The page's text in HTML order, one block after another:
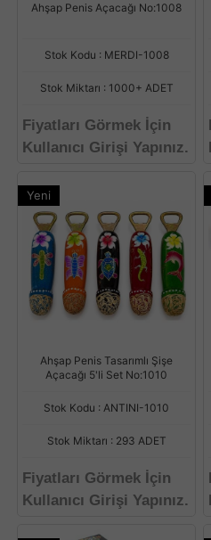
Ahşap Penis Açacağı No:1008
Stok Kodu : MERDI-1008
Stok Miktarı : 1000+ ADET
Fiyatları Görmek İçin
Kullanıcı Girişi Yapınız.
Yeni
Ahşap Penis Tasarımlı Şişe
Açacağı 5'li Set No:1010
Stok Kodu : ANTINI-1010
Stok Miktarı : 293 ADET
Fiyatları Görmek İçin
Kullanıcı Girişi Yapınız.